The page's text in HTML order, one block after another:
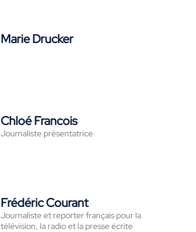
Marie Drucker
Chloé Francois
Journaliste présentatrice
Frédéric Courant
Journaliste et reporter français pour la
télévision, la radio et la presse écrite